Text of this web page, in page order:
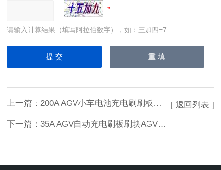
请输入计算结果（填写阿拉伯数字），如：三加四=7
上一篇： 200A AGV小车电池充电刷刷板刷块
下一篇： 35A AGV自动充电刷板刷块AGV集电器
[ 返回列表 ]